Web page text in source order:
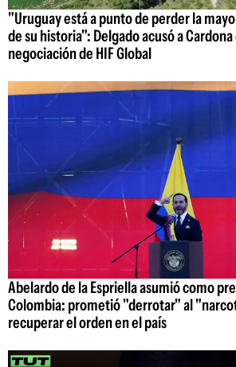
"Uruguay está a punto de perder la
de su historia": Delgado acusó a
negociación de HIF Global
Abelardo de la Espriella asumió como
Colombia: prometió "derrotar" al
recuperar el orden en el país